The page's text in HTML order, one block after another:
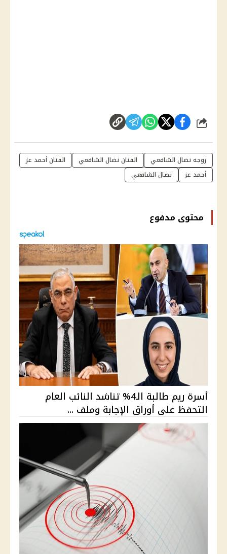
شارك
زوجه نضال الشافعي الفنان نضال الشافعي
الفنان أحمد عز
أحمد عز
نضال الشافعي
محتوى مدفوع
أسرة ريم طالبة الـ4% تناشد النائب العام
التحفظ على أوراق الإجابة وملف ...